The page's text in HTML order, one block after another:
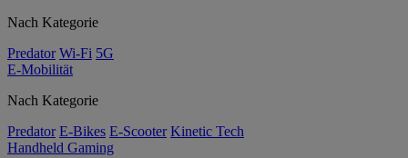
Nach Kategorie
Predator Wi-Fi 5G
E-Mobilität
Nach Kategorie
Predator E-Bikes E-Scooter Kinetic Tech
Handheld Gaming